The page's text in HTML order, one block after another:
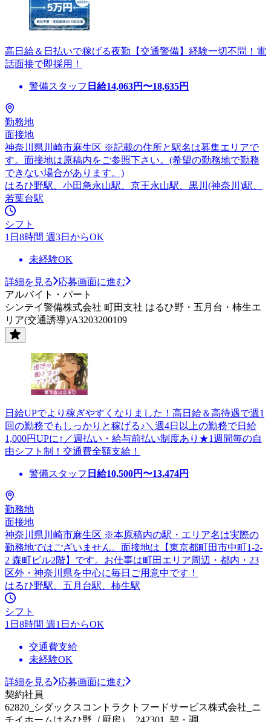
高日給＆日払いで稼げる夜勤【交通警備】経験一切不問！電
話面接で即採用！
警備スタッフ 日給14,063円〜18,635円
勤務地
面接地
神奈川県川崎市麻生区 ※記載の住所と駅名は募集エリアで
す。面接地は原稿内をご参照下さい。(希望の勤務地で勤務
できない場合があります。)
はるひ野駅、小田急永山駅、京王永山駅、黒川(神奈川)駅、
若葉台駅
シフト
1日8時間 週3日からOK
未経験OK
詳細を見る
応募画面に進む
アルバイト・パート
シンテイ警備株式会社 町田支社 はるひ野・五月台・柿生エ
リア(交通誘導)/A3203200109
日給UPでより稼ぎやすくなりました！高日給＆高待遇で週1
回の勤務でもしっかりと稼げる♪＼週4日以上の勤務で日給
1,000円UPに↑／週払い・給与前払い制度あり★1週間毎の自
由シフト制！交通費全額支給！
警備スタッフ 日給10,500円〜13,474円
勤務地
面接地
神奈川県川崎市麻生区 ※本原稿内の駅・エリア名は実際の
勤務地ではございません。面接地は【東京都町田市中町1-2-
2 森町ビル2階】です。お仕事は町田エリア周辺・都内・23
区外・神奈川県を中心に毎日ご用意中です！
はるひ野駅、五月台駅、柿生駅
シフト
1日8時間 週1日からOK
交通費支給
未経験OK
詳細を見る
応募画面に進む
契約社員
62820_シダックスコントラクトフードサービス株式会社_ニ
チイホームはるひ野（厨房）_242301_契・調